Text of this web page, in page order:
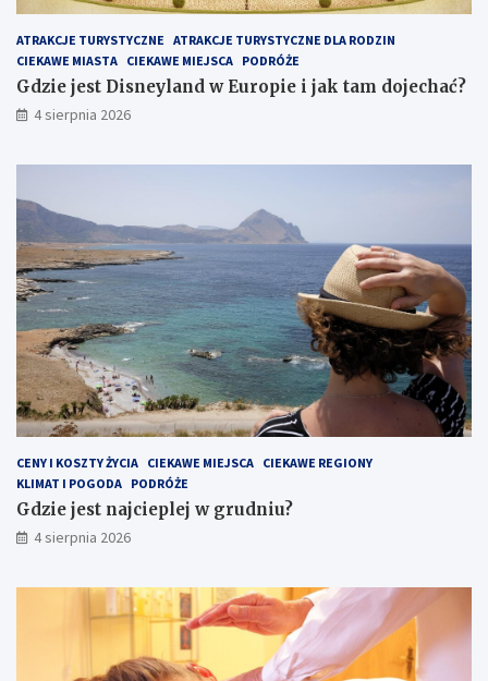
ATRAKCJE TURYSTYCZNE ATRAKCJE TURYSTYCZNE DLA RODZIN
CIEKAWE MIASTA CIEKAWE MIEJSCA PODRÓŻE
Gdzie jest Disneyland w Europie i jak tam dojechać?
4 sierpnia 2026
CENY I KOSZTY ŻYCIA CIEKAWE MIEJSCA CIEKAWE REGIONY
KLIMAT I POGODA PODRÓŻE
Gdzie jest najcieplej w grudniu?
4 sierpnia 2026